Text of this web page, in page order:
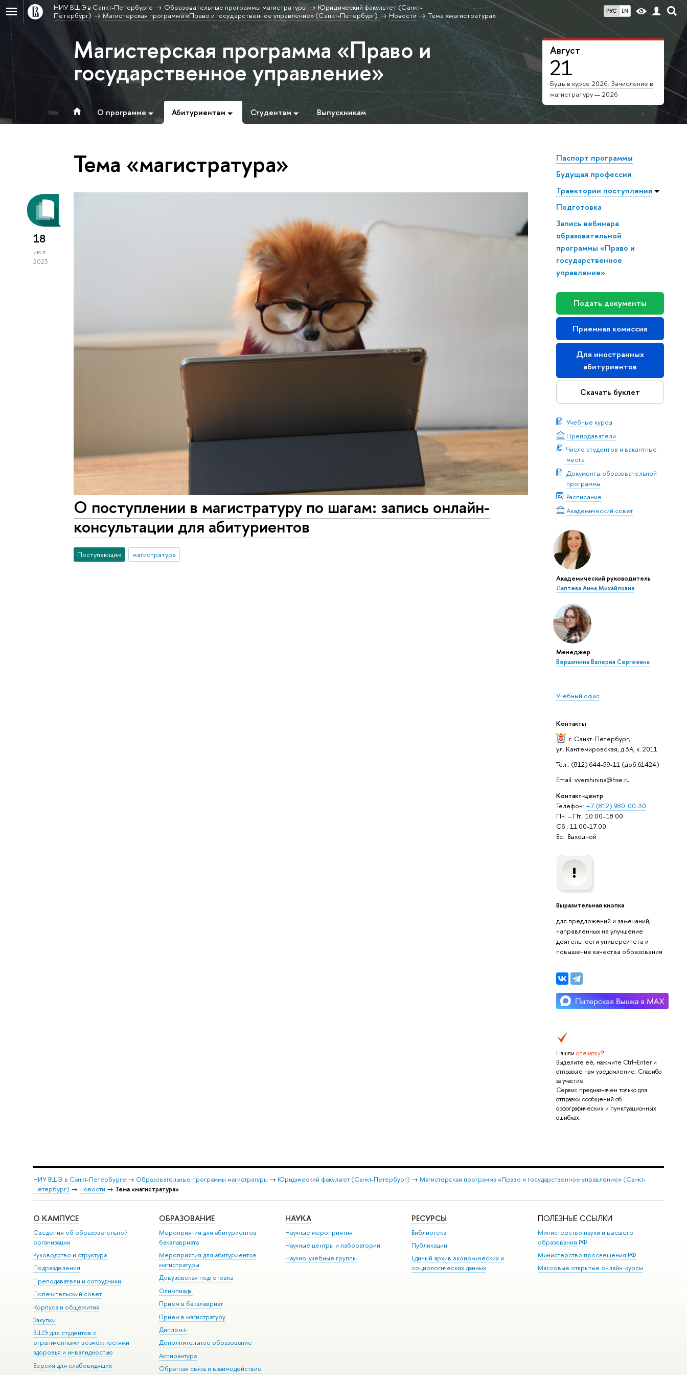
РУС EN
НИУ ВШЭ в Санкт-Петербурге Образовательные программы магистратуры
Юридический факультет (Санкт-
Петербург)
Магистерская программа «Право и государственное управление» (Санкт-Петербург) Новости Тема «магистратура»
Август
21
Будь в курсе 2026: Зачисление в
магистратуру — 2026
Магистерская программа «Право и
государственное управление»
О программе Абитуриентам Студентам Выпускникам
Паспорт программы
Будущая профессия
Траектории поступления
Подготовка
Запись вебинара
образовательной
программы «Право и
государственное
управление»
Подать документы
Приемная комиссия
Для иностранных
абитуриентов
Скачать буклет
Учебные курсы
Преподаватели
Число студентов и вакантные
места
Документы образовательной
программы
Расписание
Академический совет
Академический руководитель
Лаптева Анна Михайловна
Менеджер
Вершинина Валерия Сергеевна
Учебный офис
Контакты
г. Санкт-Петербург,
ул. Кантемировская, д.3А, к. 2011
Тел.: (812) 644-59-11 (доб.61424)
Email: vvershinina@hse.ru
Контакт-центр
Телефон: +7 (812) 980-00-30
Пн. – Пт.: 10:00–18:00
Сб.: 11:00-17:00
Вс.: Выходной
Выразительная кнопка
для предложений и замечаний,
направленных на улучшение
деятельности университета и
повышение качества образования
Нашли опечатку?
Выделите её, нажмите Ctrl+Enter и
отправьте нам уведомление. Спасибо
за участие!
Сервис предназначен только для
отправки сообщений об
орфографических и пунктуационных
ошибках.
Тема «магистратура»
18
июл
2023
О поступлении в магистратуру по шагам: запись онлайн-
консультации для абитуриентов
Поступающим магистратура
НИУ ВШЭ в Санкт-Петербурге → Образовательные программы магистратуры → Юридический факультет (Санкт-Петербург) → Магистерская программа «Право и государственное управление» (Санкт-
Петербург) → Новости → Тема «магистратура»
О КАМПУСЕ
Сведения об образовательной
организации
Руководство и структура
Подразделения
Преподаватели и сотрудники
Попечительский совет
Корпуса и общежития
Закупки
ВШЭ для студентов с
ограниченными возможностями
здоровья и инвалидностью
Версия для слабовидящих
ОБРАЗОВАНИЕ
Мероприятия для абитуриентов
бакалавриата
Мероприятия для абитуриентов
магистратуры
Довузовская подготовка
Олимпиады
Прием в бакалавриат
Прием в магистратуру
Диплом+
Дополнительное образование
Аспирантура
Обратная связь и взаимодействие
НАУКА
Научные мероприятия
Научные центры и лаборатории
Научно-учебные группы
РЕСУРСЫ
Библиотека
Публикации
Единый архив экономических и
социологических данных
ПОЛЕЗНЫЕ ССЫЛКИ
Министерство науки и высшего
образования РФ
Министерство просвещения РФ
Массовые открытые онлайн-курсы